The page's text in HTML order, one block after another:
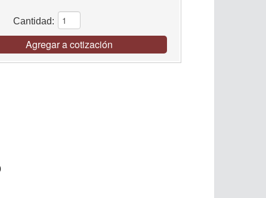
Cantidad:
Agregar a cotización